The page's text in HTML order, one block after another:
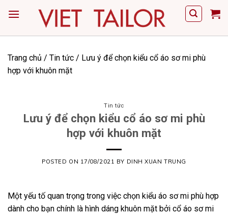
Trang chủ / Tin tức / Lưu ý để chọn kiểu cổ áo sơ mi phù
hợp với khuôn mặt
Tin tức
Lưu ý để chọn kiểu cổ áo sơ mi phù
hợp với khuôn mặt
POSTED ON 17/08/2021 BY DINH XUAN TRUNG
Một yếu tố quan trọng trong việc chọn kiểu áo sơ mi phù hợp
dành cho bạn chính là hình dáng khuôn mặt bởi cổ áo sơ mi